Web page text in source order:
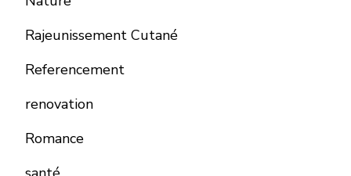
Rajeunissement Cutané
Referencement
renovation
Romance